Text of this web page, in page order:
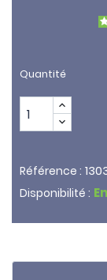
Quantité
Référence :
Disponibilité :